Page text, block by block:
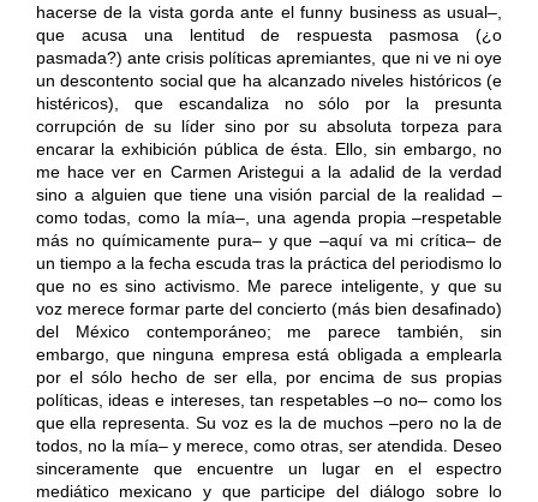
hacerse de la vista gorda ante el funny business as usual–,
que acusa una lentitud de respuesta pasmosa (¿o
pasmada?) ante crisis políticas apremiantes, que ni ve ni oye
un descontento social que ha alcanzado niveles históricos (e
histéricos), que escandaliza no sólo por la presunta
corrupción de su líder sino por su absoluta torpeza para
encarar la exhibición pública de ésta. Ello, sin embargo, no
me hace ver en Carmen Aristegui a la adalid de la verdad
sino a alguien que tiene una visión parcial de la realidad –
como todas, como la mía–, una agenda propia –respetable
más no químicamente pura– y que –aquí va mi crítica– de
un tiempo a la fecha escuda tras la práctica del periodismo lo
que no es sino activismo. Me parece inteligente, y que su
voz merece formar parte del concierto (más bien desafinado)
del México contemporáneo; me parece también, sin
embargo, que ninguna empresa está obligada a emplearla
por el sólo hecho de ser ella, por encima de sus propias
políticas, ideas e intereses, tan respetables –o no– como los
que ella representa. Su voz es la de muchos –pero no la de
todos, no la mía– y merece, como otras, ser atendida. Deseo
sinceramente que encuentre un lugar en el espectro
mediático mexicano y que participe del diálogo sobre lo